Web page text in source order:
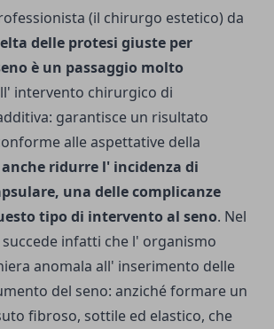
(il chirurgo estetico) da
delle protesi giuste per
è un passaggio molto
intervento chirurgico di
garantisce un risultato
alle aspettative della
ridurre l' incidenza di
una delle complicanze
tipo di intervento al seno. Nel
succede infatti che l' organismo
anomala all' inserimento delle
del seno: anziché formare un
fibroso, sottile ed elastico, che